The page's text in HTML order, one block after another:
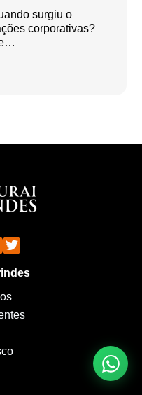
surgiu o
corporativas?